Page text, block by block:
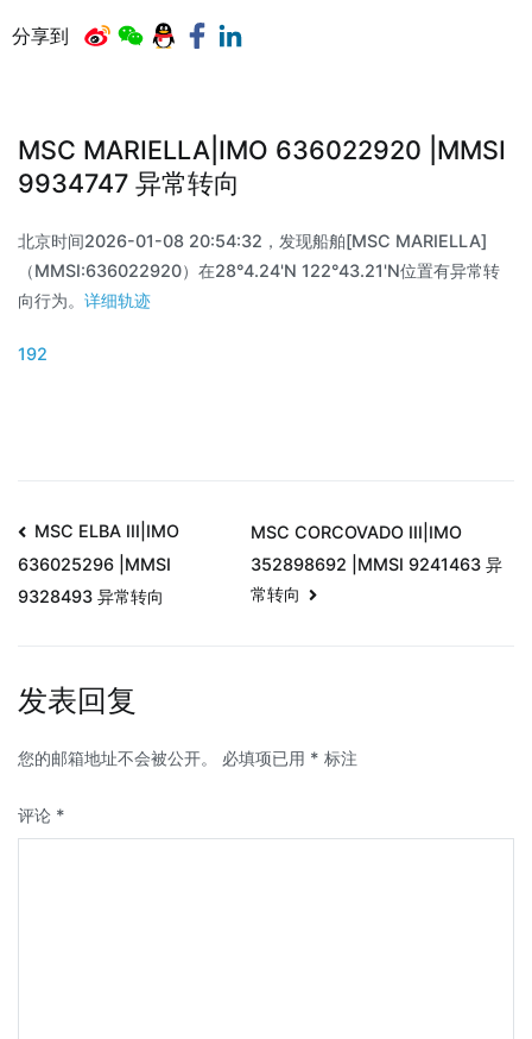
分享到
MSC MARIELLA|IMO 636022920 |MMSI
9934747 异常转向
北京时间2026-01-08 20:54:32，发现船舶[MSC MARIELLA]
（MMSI:636022920）在28°4.24'N 122°43.21'N位置有异常转
向行为。 详细轨迹
192
MSC ELBA III|IMO
636025296 |MMSI
9328493 异常转向
MSC CORCOVADO III|IMO
352898692 |MMSI 9241463 异
常转向
发表回复
您的邮箱地址不会被公开。 必填项已用 * 标注
评论 *